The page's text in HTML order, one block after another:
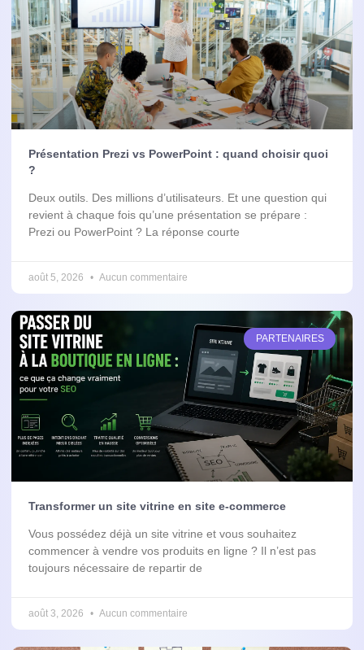
Présentation Prezi vs PowerPoint : quand choisir quoi
?
Deux outils. Des millions d’utilisateurs. Et une question qui
revient à chaque fois qu’une présentation se prépare :
Prezi ou PowerPoint ? La réponse courte
août 5, 2026 Aucun commentaire
PARTENAIRES
Transformer un site vitrine en site e-commerce
Vous possédez déjà un site vitrine et vous souhaitez
commencer à vendre vos produits en ligne ? Il n’est pas
toujours nécessaire de repartir de
août 3, 2026 Aucun commentaire